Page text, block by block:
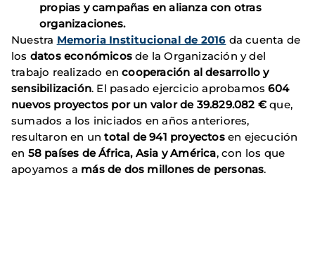
propias y campañas en alianza con otras
organizaciones.
Nuestra Memoria Institucional de 2016 da cuenta de
los datos económicos de la Organización y del
trabajo realizado encooperación al desarrollo y
sensibilización. El pasado ejercicio aprobamos604
nuevos proyectos por un valor de 39.829.082 €que,
sumados a los iniciados en años anteriores,
resultaron en untotal de 941 proyectosen ejecución
en 58 países de África, Asia y América, con los que
apoyamos a más de dos millones de personas.